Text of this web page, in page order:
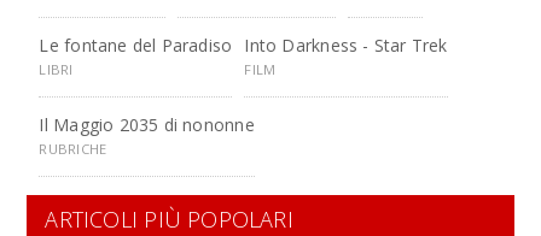
Le fontane del Paradiso
LIBRI
Into Darkness - Star Trek
FILM
Il Maggio 2035 di nononne
RUBRICHE
ARTICOLI PIÙ POPOLARI